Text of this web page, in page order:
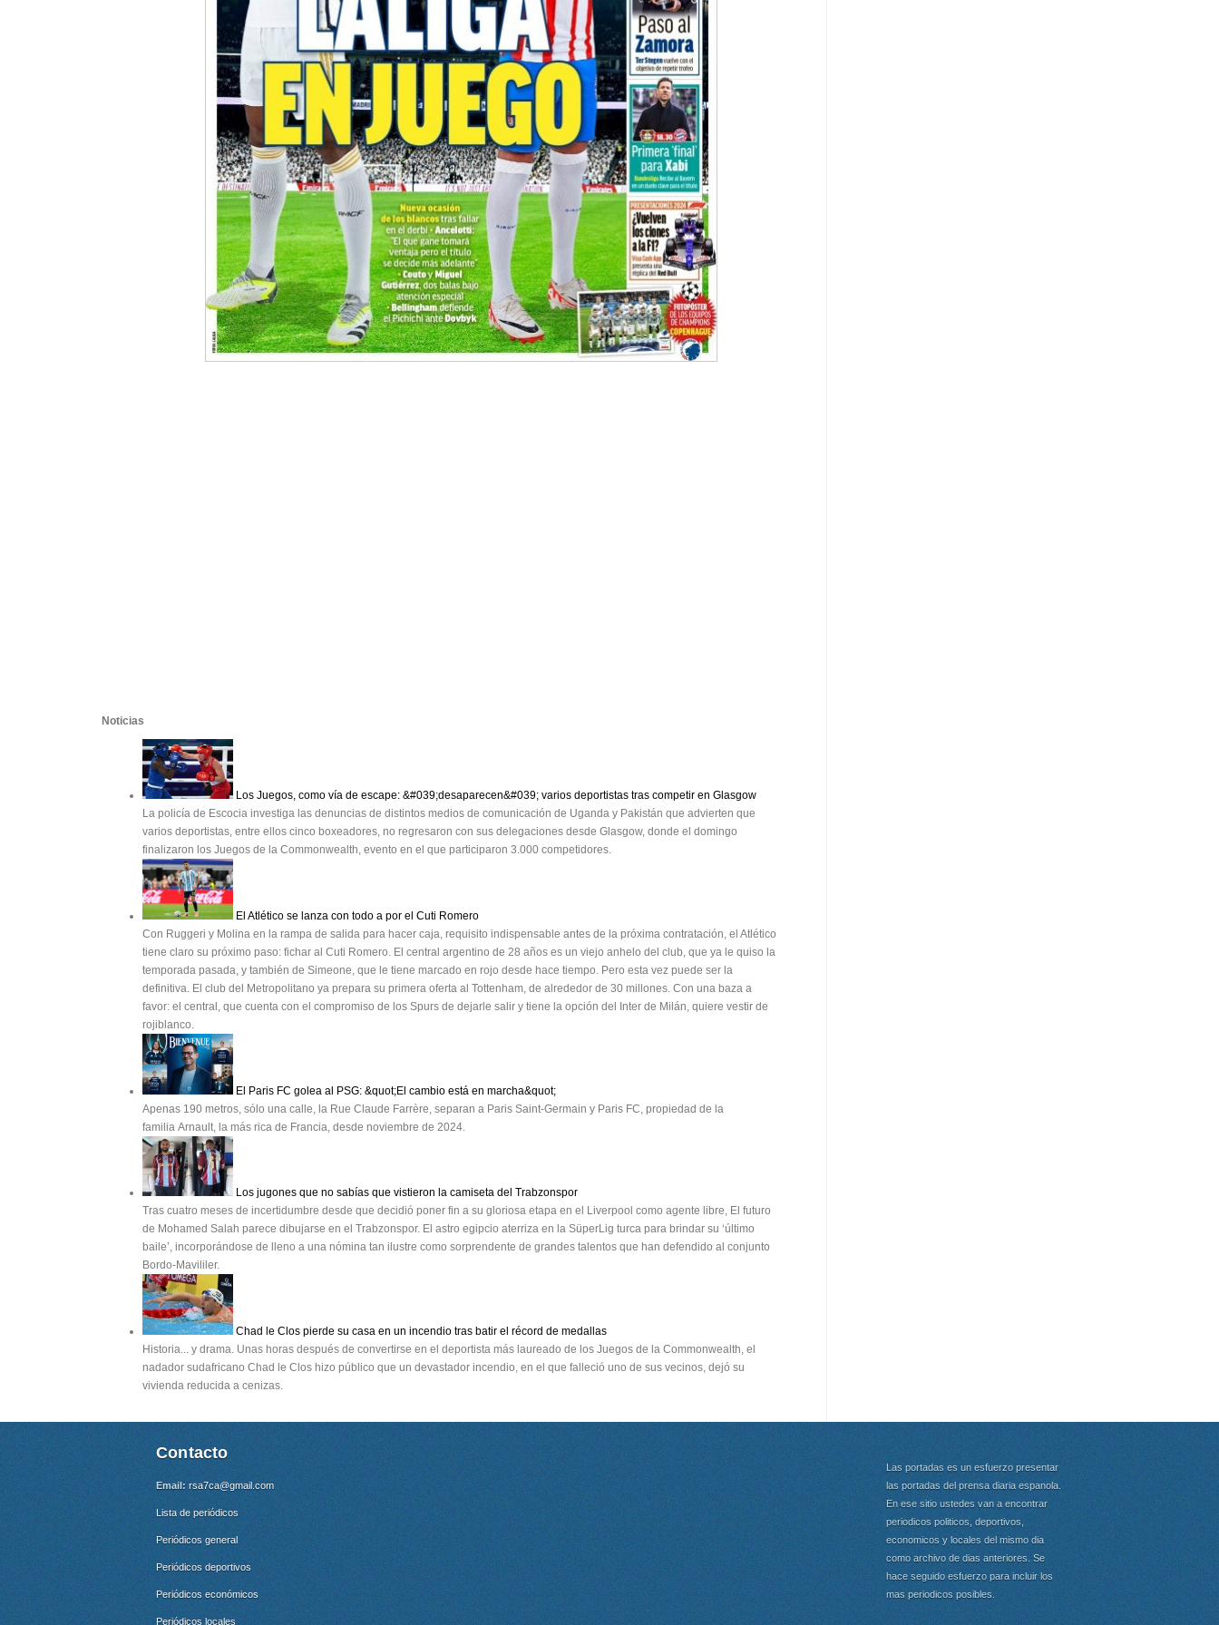
Noticias
Los Juegos, como vía de escape: &#039;desaparecen&#039; varios deportistas tras competir en Glasgow
La policía de Escocia investiga las denuncias de distintos medios de comunicación de Uganda y Pakistán que advierten que
varios deportistas, entre ellos cinco boxeadores, no regresaron con sus delegaciones desde Glasgow, donde el domingo
finalizaron los Juegos de la Commonwealth, evento en el que participaron 3.000 competidores.
El Atlético se lanza con todo a por el Cuti Romero
Con Ruggeri y Molina en la rampa de salida para hacer caja, requisito indispensable antes de la próxima contratación, el Atlético
tiene claro su próximo paso: fichar al Cuti Romero. El central argentino de 28 años es un viejo anhelo del club, que ya le quiso la
temporada pasada, y también de Simeone, que le tiene marcado en rojo desde hace tiempo. Pero esta vez puede ser la
definitiva. El club del Metropolitano ya prepara su primera oferta al Tottenham, de alrededor de 30 millones. Con una baza a
favor: el central, que cuenta con el compromiso de los Spurs de dejarle salir y tiene la opción del Inter de Milán, quiere vestir de
rojiblanco.
El Paris FC golea al PSG: &quot;El cambio está en marcha&quot;
Apenas 190 metros, sólo una calle, la Rue Claude Farrère, separan a Paris Saint-Germain y Paris FC, propiedad de la
familia Arnault, la más rica de Francia, desde noviembre de 2024.
Los jugones que no sabías que vistieron la camiseta del Trabzonspor
Tras cuatro meses de incertidumbre desde que decidió poner fin a su gloriosa etapa en el Liverpool como agente libre, El futuro
de Mohamed Salah parece dibujarse en el Trabzonspor. El astro egipcio aterriza en la SüperLig turca para brindar su ‘último
baile’, incorporándose de lleno a una nómina tan ilustre como sorprendente de grandes talentos que han defendido al conjunto
Bordo-Mavililer.
Chad le Clos pierde su casa en un incendio tras batir el récord de medallas
Historia... y drama. Unas horas después de convertirse en el deportista más laureado de los Juegos de la Commonwealth, el
nadador sudafricano Chad le Clos hizo público que un devastador incendio, en el que falleció uno de sus vecinos, dejó su
vivienda reducida a cenizas.
Contacto
Email: rsa7ca@gmail.com
Lista de periódicos
Periódicos general
Periódicos deportivos
Periódicos económicos
Periódicos locales
Las portadas es un esfuerzo presentar
las portadas del prensa diaria espanola.
En ese sitio ustedes van a encontrar
periodicos politicos, deportivos,
economicos y locales del mismo dia
como archivo de dias anteriores. Se
hace seguido esfuerzo para incluir los
mas periodicos posibles.